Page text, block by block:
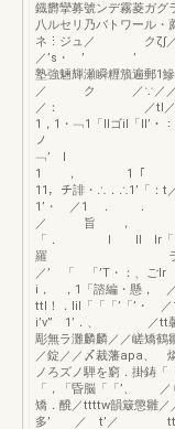
鐡欝攣募號ンデ霧菱ガグ
八ルセリ乃バトワール・
ネ⋮ジュ／
／’s・ ’ ’ t tt
塾強魎輝瀬瞬糎籏遍郵1
／ ク ／∵／／
／： ／tl／「「’
1，1・﹁1「IIゴil「II’
ノ ノ
﹁’
1 ， 1「 1「
11，チ誹・∴．∴1’「：t
1’・ ／1 ．
／ 旨 ，
「． I II Ir
羅 ラ／／ 1
／’ 「 「’T・：、ご
i， ，1「諮編・懸，
ttl！．lil「「「’「
i’v” 1’．、 ／tt馨
彫無ラ灘麟麟／／嵯矯
／錠／／〆裁藩apa、
ノろズノ騨を窮．掛鋳「
「，「昏脳「「’、
矯．醗／ttttw韻簸
多’ ／ t’／